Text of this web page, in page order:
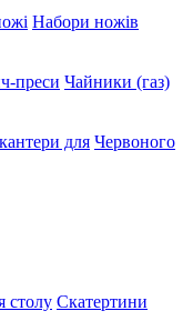
Набори ножів
преси Чайники (газ)
для Червоного
столу Скатертини